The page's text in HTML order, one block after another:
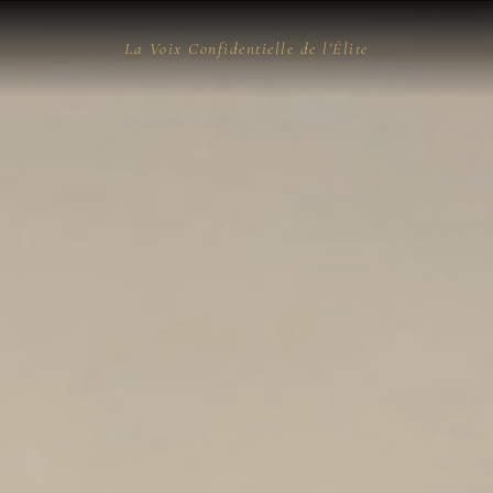
La Voix Confidentielle de l'Élite